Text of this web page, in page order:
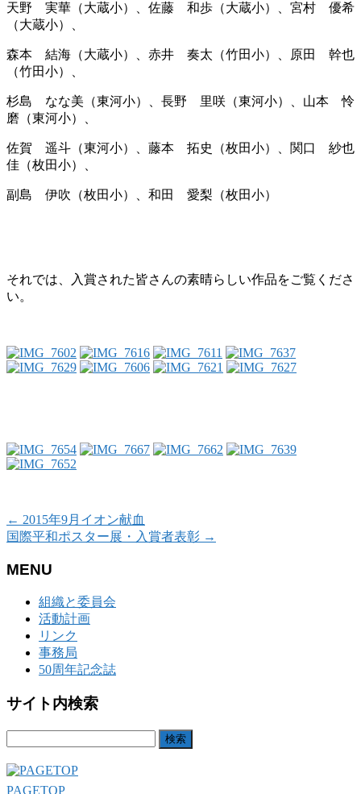
天野 実華（大蔵小）、佐藤 和歩（大蔵小）、宮村 優希
（大蔵小）、
森本 結海（大蔵小）、赤井 奏太（竹田小）、原田 幹也
（竹田小）、
杉島 なな美（東河小）、長野 里咲（東河小）、山本 怜
磨（東河小）、
佐賀 遥斗（東河小）、藤本 拓史（枚田小）、関口 紗也
佳（枚田小）、
副島 伊吹（枚田小）、和田 愛梨（枚田小）
それでは、入賞された皆さんの素晴らしい作品をご覧くださ
い。
← 2015年9月イオン献血
国際平和ポスター展・入賞者表彰 →
MENU
組織と委員会
活動計画
リンク
事務局
50周年記念誌
サイト内検索
PAGETOP